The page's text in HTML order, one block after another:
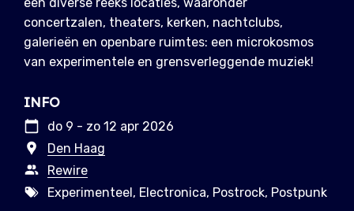
concertzalen, theaters, kerken, nachtclubs,
galerieën en openbare ruimtes: een microkosmos
van experimentele en grensverleggende muziek!
INFO
do 9 - zo 12 apr 2026
Den Haag
Rewire
Experimenteel, Electronica, Postrock, Postpunk